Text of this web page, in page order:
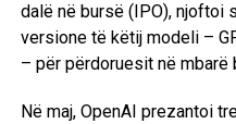
dalë në bursë (IPO), njoftoi
versione të këtij modeli –
– për përdoruesit në mbarë
Në maj, OpenAI prezantoi